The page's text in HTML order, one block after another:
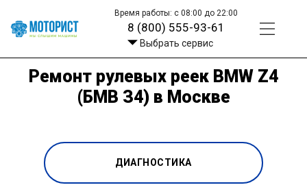
Время работы: с 08:00 до 22:00
8 (800) 555-93-61
Выбрать сервис
Ремонт рулевых реек BMW Z4
(БМВ З4) в Москве
ДИАГНОСТИКА